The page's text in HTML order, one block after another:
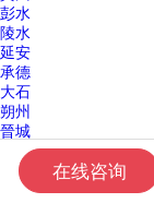
在线咨询
彭水
陵水
延安
承德
大石
朔州
晉城
珠海
新疆
通州